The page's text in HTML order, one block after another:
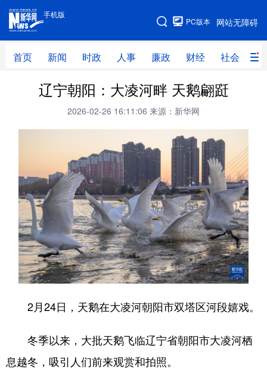
手机版
网站无障碍
PC版本
首页 新闻 时政 人事 廉政 财经 社会 科
手机版
网站地图
首页 新闻 时政 人事
财经 社会
健康 旅游
视频 直播 无人机
地方频道
北京 天津 河北 山西
辽宁 吉林 上海 江苏
浙江 安徽 福建 江西
山东 河南 湖北 湖南
广东 广西 海南 重庆
四川 贵州 云南
辽宁朝阳：大凌河畔 天鹅翩跹
2026-02-26 16:11:06 来源：新华网
2月24日，天鹅在大凌河朝阳市双塔区河段嬉戏。
冬季以来，大批天鹅飞临辽宁省朝阳市大凌河栖
息越冬，吸引人们前来观赏和拍照。